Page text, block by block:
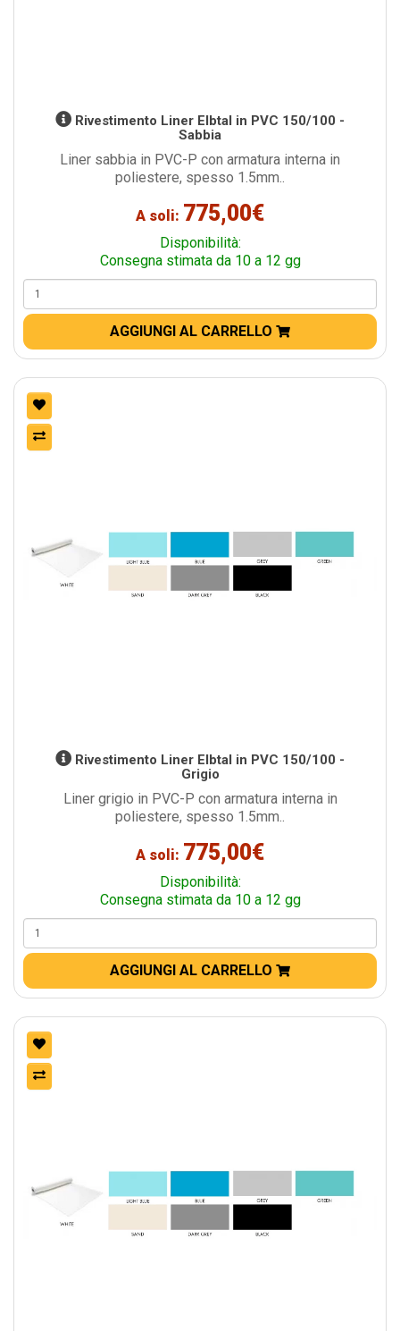
Rivestimento Liner Elbtal in PVC 150/100 -
Sabbia
Liner sabbia in PVC-P con armatura interna in
poliestere, spesso 1.5mm..
A soli: 775,00€
Disponibilità:
Consegna stimata da 10 a 12 gg
AGGIUNGI AL CARRELLO
Rivestimento Liner Elbtal in PVC 150/100 -
Grigio
Liner grigio in PVC-P con armatura interna in
poliestere, spesso 1.5mm..
A soli: 775,00€
Disponibilità:
Consegna stimata da 10 a 12 gg
AGGIUNGI AL CARRELLO